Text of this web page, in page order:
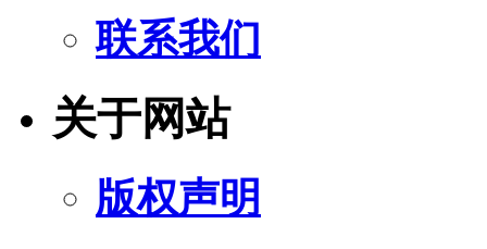
联系我们
关于网站
版权声明